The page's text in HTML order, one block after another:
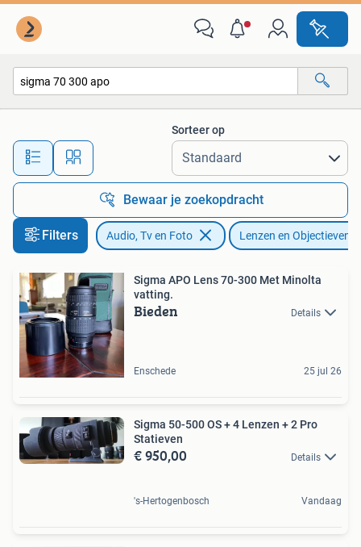
Alle afstanden…
Sorteer op
Bewaar je zoekopdracht
Filters Audio, Tv en Foto Lenzen en Objectieven
Sigma APO Lens 70-300 Met Minolta
vatting.
Bieden Details
Enschede 25 jul 26
Sigma 50-500 OS + 4 Lenzen + 2 Pro
Statieven
€ 950,00 Details
's-Hertogenbosch Vandaag